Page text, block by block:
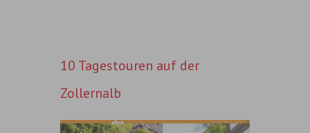
10 Tagestouren auf der
Zollernalb